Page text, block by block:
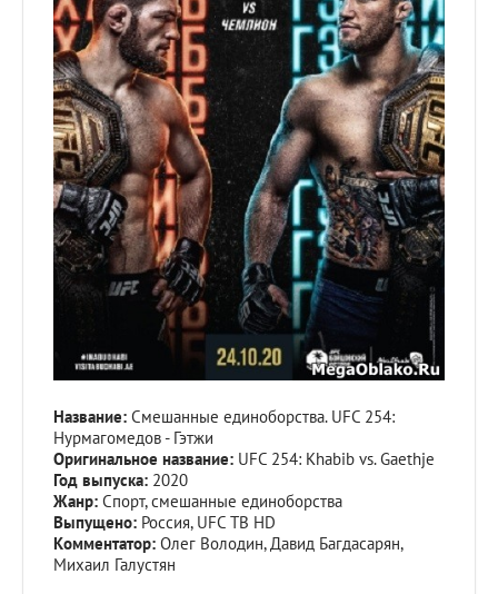
Название: Смешанные единоборства. UFC 254:
Нурмагомедов - Гэтжи
Оригинальное название: UFC 254: Khabib vs. Gaethje
Год выпуска: 2020
Жанр: Спорт, смешанные единоборства
Выпущено: Россия, UFC ТВ HD
Комментатор: Олег Володин, Давид Багдасарян,
Михаил Галустян